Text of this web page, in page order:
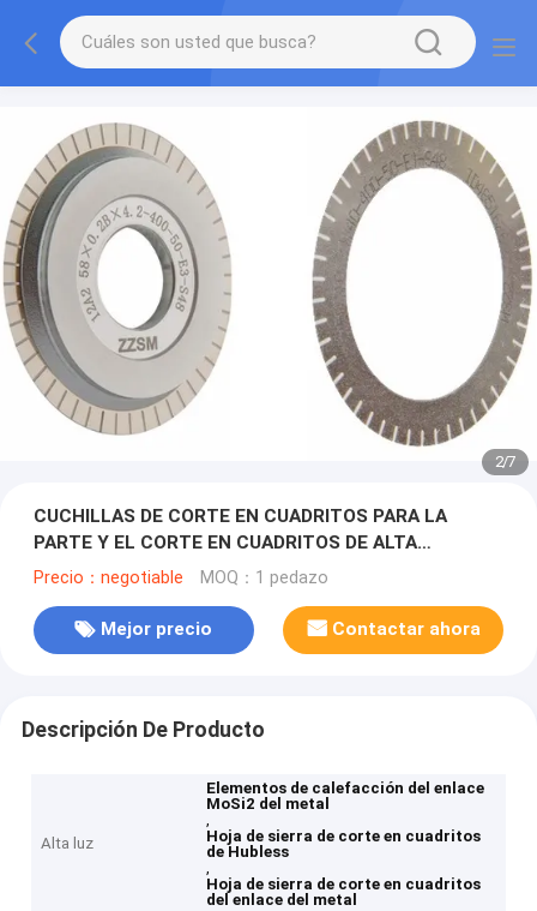
2/7
CUCHILLAS DE CORTE EN CUADRITOS PARA LA
PARTE Y EL CORTE EN CUADRITOS DE ALTA
PRECISIÓN DE LA SUAVIDAD A LOS MATERIALES
Precio：negotiable MOQ：1 pedazo
Mejor precio Contactar ahora
Descripción De Producto
Alta luz
Elementos de calefacción del enlace
MoSi2 del metal
,
Hoja de sierra de corte en cuadritos
de Hubless
,
Hoja de sierra de corte en cuadritos
del enlace del metal